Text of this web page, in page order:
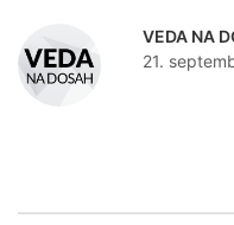
VEDA NA
21.